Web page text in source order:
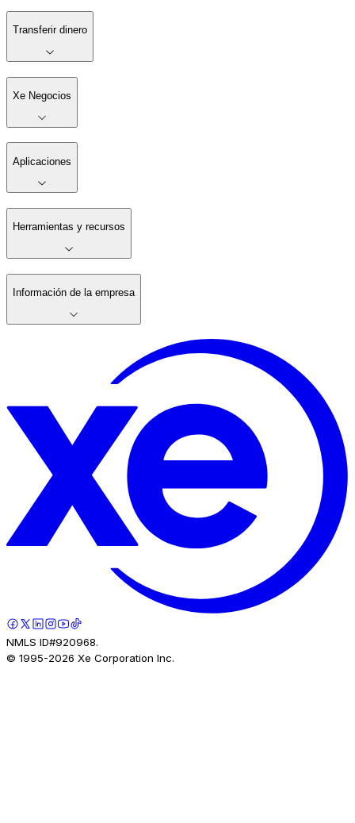
Transferir dinero
Xe Negocios
Aplicaciones
Herramientas y recursos
Información de la empresa
NMLS ID#920968.
© 1995-2026 Xe Corporation Inc.